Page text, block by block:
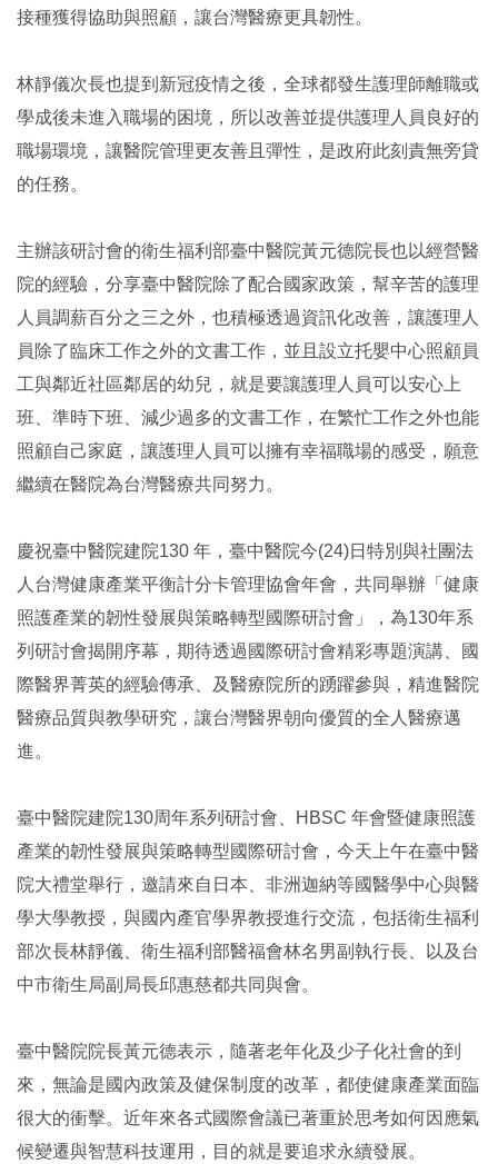
接種獲得協助與照顧，讓台灣醫療更具韌性。
林靜儀次長也提到新冠疫情之後，全球都發生護理師離職或
學成後未進入職場的困境，所以改善並提供護理人員良好的
職場環境，讓醫院管理更友善且彈性，是政府此刻責無旁貸
的任務。
主辦該研討會的衛生福利部臺中醫院黃元德院長也以經營醫
院的經驗，分享臺中醫院除了配合國家政策，幫辛苦的護理
人員調薪百分之三之外，也積極透過資訊化改善，讓護理人
員除了臨床工作之外的文書工作，並且設立托嬰中心照顧員
工與鄰近社區鄰居的幼兒，就是要讓護理人員可以安心上
班、準時下班、減少過多的文書工作，在繁忙工作之外也能
照顧自己家庭，讓護理人員可以擁有幸福職場的感受，願意
繼續在醫院為台灣醫療共同努力。
慶祝臺中醫院建院130 年，臺中醫院今(24)日特別與社團法
人台灣健康產業平衡計分卡管理協會年會，共同舉辦「健康
照護產業的韌性發展與策略轉型國際研討會」，為130年系
列研討會揭開序幕，期待透過國際研討會精彩專題演講、國
際醫界菁英的經驗傳承、及醫療院所的踴躍參與，精進醫院
醫療品質與教學研究，讓台灣醫界朝向優質的全人醫療邁
進。
臺中醫院建院130周年系列研討會、HBSC 年會暨健康照護
產業的韌性發展與策略轉型國際研討會，今天上午在臺中醫
院大禮堂舉行，邀請來自日本、非洲迦納等國醫學中心與醫
學大學教授，與國內產官學界教授進行交流，包括衛生福利
部次長林靜儀、衛生福利部醫福會林名男副執行長、以及台
中市衛生局副局長邱惠慈都共同與會。
臺中醫院院長黃元德表示，隨著老年化及少子化社會的到
來，無論是國內政策及健保制度的改革，都使健康產業面臨
很大的衝擊。近年來各式國際會議已著重於思考如何因應氣
候變遷與智慧科技運用，目的就是要追求永續發展。